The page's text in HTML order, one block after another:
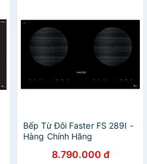
Bếp Từ Đôi Faster FS 289I -
Hàng Chính Hãng
8.790.000 đ